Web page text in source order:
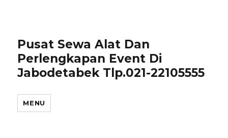
Pusat Sewa Alat Dan
Perlengkapan Event Di
Jabodetabek Tlp.021-22105555
MENU